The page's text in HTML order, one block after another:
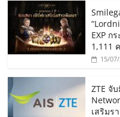
EXP ก
1,111
15/
ZTE จั
เสริมร